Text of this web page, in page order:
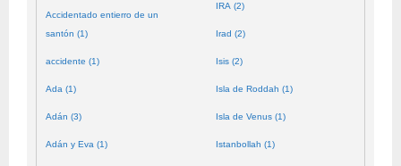
Accidentado entierro de un
santón (1)
accidente (1)
Ada (1)
Adán (3)
Adán y Eva (1)
IRA (2)
Irad (2)
Isis (2)
Isla de Roddah (1)
Isla de Venus (1)
Istanbollah (1)